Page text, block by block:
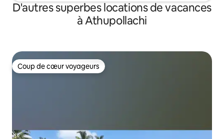
D'autres superbes locations de vacances
à Athupollachi
Coup de cœur voyageurs
Coup de cœur voyageurs